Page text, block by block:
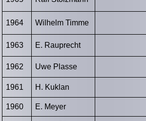
1964 Wilhelm Timme
1963 E. Rauprecht
1962 Uwe Plasse
1961 H. Kuklan
1960 E. Meyer